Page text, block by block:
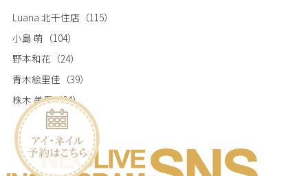
Luana 北千住店 （115）
小島 萌 （104）
野本和花 （24）
青木絵里佳 （39）
株木 美果（94）